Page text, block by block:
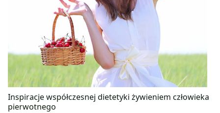
Inspiracje współczesnej dietetyki żywieniem człowieka
pierwotnego